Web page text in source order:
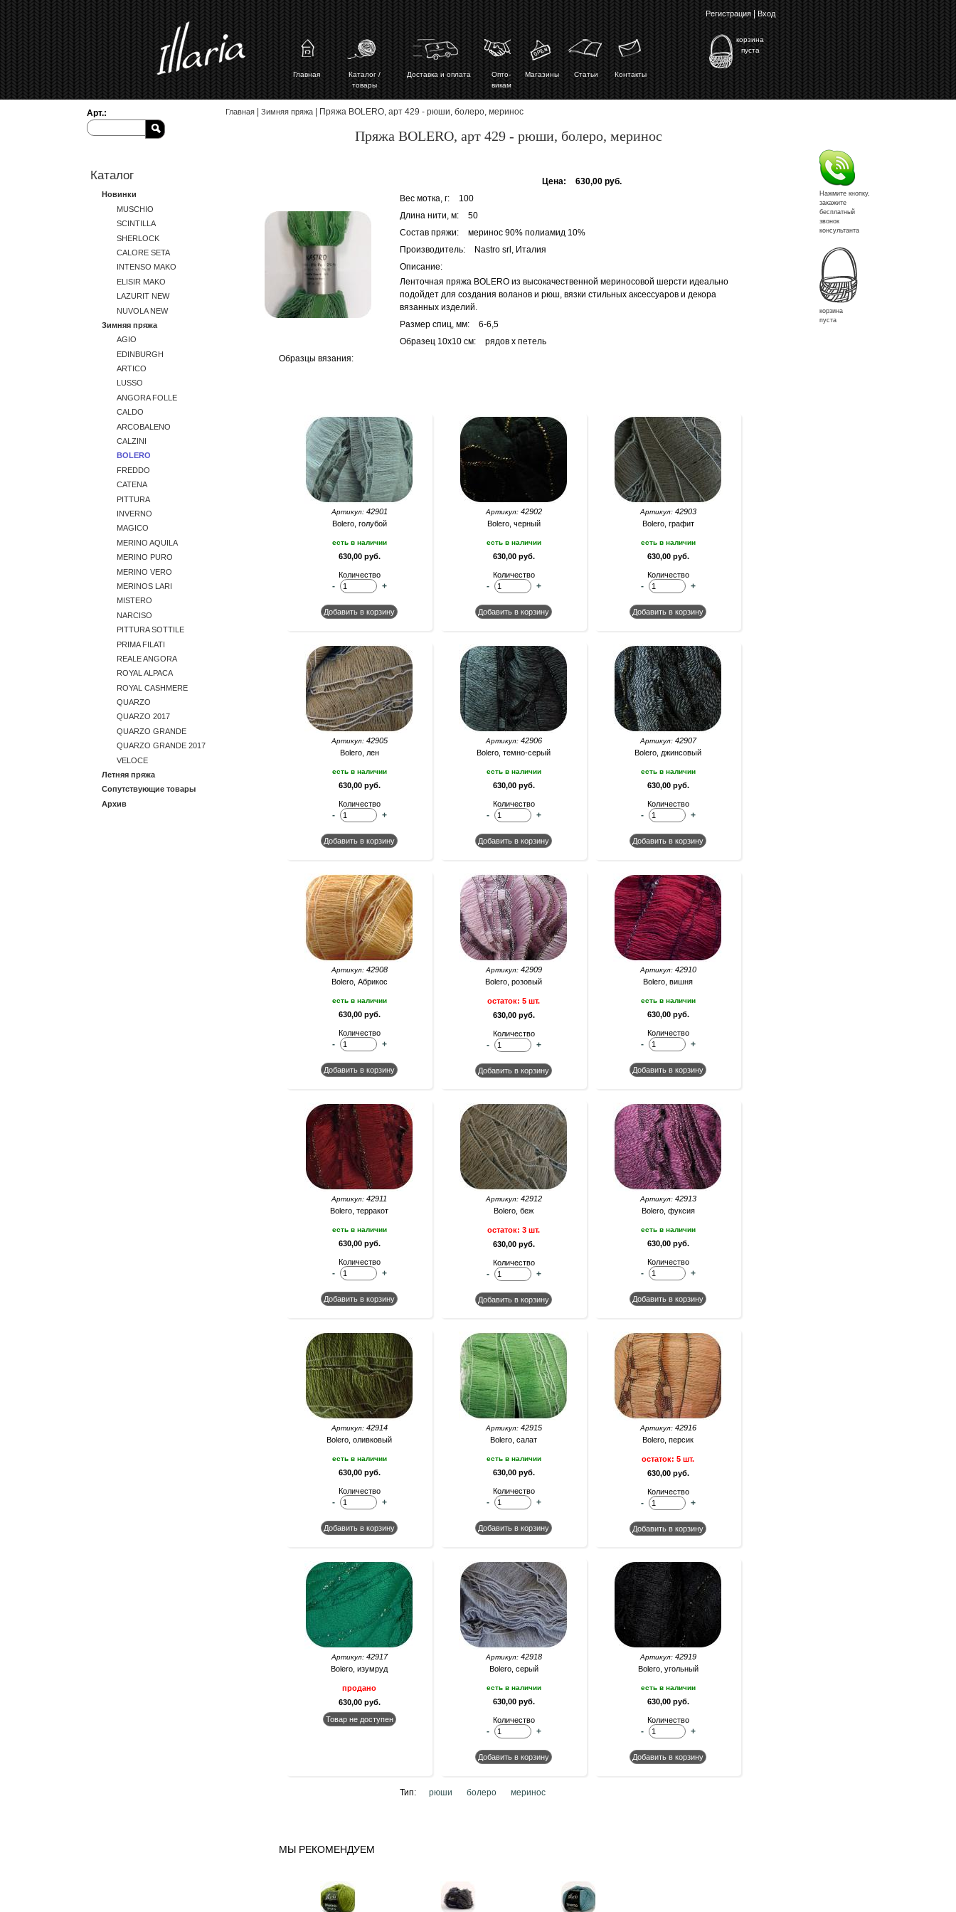
Главная
Каталог /
товары
Доставка и оплата
Опто-
викам
Магазины Статьи Контакты
Регистрация Вход
корзина
пуста
Арт.:
Каталог
Новинки
MUSCHIO
SCINTILLA
SHERLOCK
CALORE SETA
INTENSO MAKO
ELISIR MAKO
LAZURIT NEW
NUVOLA NEW
Зимняя пряжа
AGIO
EDINBURGH
ARTICO
LUSSO
ANGORA FOLLE
CALDO
ARCOBALENO
CALZINI
BOLERO
FREDDO
CATENA
PITTURA
INVERNO
MAGICO
MERINO AQUILA
MERINO PURO
MERINO VERO
MERINOS LARI
MISTERO
NARCISO
PITTURA SOTTILE
PRIMA FILATI
REALE ANGORA
ROYAL ALPACA
ROYAL CASHMERE
QUARZO
QUARZO 2017
QUARZO GRANDE
QUARZO GRANDE 2017
VELOCE
Летняя пряжа
Сопутствующие товары
Архив
Нажмите кнопку,
закажите
бесплатный
звонок
консультанта
корзина
пуста
Вы здесь
Главная Зимняя пряжа | Пряжа BOLERO, арт 429 - рюши, болеро, меринос
Пряжа BOLERO, арт 429 - рюши, болеро, меринос
Цена:
630,00 руб.
Вес мотка, г:
100
Длина нити, м:
50
Состав пряжи:
меринос 90% полиамид 10%
Производитель:
Nastro srl, Италия
Описание:
Ленточная пряжа BOLERO из высокачественной мериносовой шерсти идеально
подойдет для создания воланов и рюш, вязки стильных аксессуаров и декора
вязанных изделий.
Размер спиц, мм:
6-6,5
Образец 10х10 см:
рядов х петель
Образцы вязания:
Артикул: 42901
Bolero, голубой
есть в наличии
630,00 руб.
Количество
- +
Артикул: 42902
Bolero, черный
есть в наличии
630,00 руб.
Количество
- +
Артикул: 42903
Bolero, графит
есть в наличии
630,00 руб.
Количество
- +
Артикул: 42905
Bolero, лен
есть в наличии
630,00 руб.
Количество
- +
Артикул: 42906
Bolero, темно-серый
есть в наличии
630,00 руб.
Количество
- +
Артикул: 42907
Bolero, джинсовый
есть в наличии
630,00 руб.
Количество
- +
Артикул: 42908
Bolero, Абрикос
есть в наличии
630,00 руб.
Количество
- +
Артикул: 42909
Bolero, розовый
остаток: 5 шт.
630,00 руб.
Количество
- +
Артикул: 42910
Bolero, вишня
есть в наличии
630,00 руб.
Количество
- +
Артикул: 42911
Bolero, терракот
есть в наличии
630,00 руб.
Количество
- +
Артикул: 42912
Bolero, беж
остаток: 3 шт.
630,00 руб.
Количество
- +
Артикул: 42913
Bolero, фуксия
есть в наличии
630,00 руб.
Количество
- +
Артикул: 42914
Bolero, оливковый
есть в наличии
630,00 руб.
Количество
- +
Артикул: 42915
Bolero, салат
есть в наличии
630,00 руб.
Количество
- +
Артикул: 42916
Bolero, персик
остаток: 5 шт.
630,00 руб.
Количество
- +
Артикул: 42917
Bolero, изумруд
продано
630,00 руб.
Артикул: 42918
Bolero, серый
есть в наличии
630,00 руб.
Количество
- +
Артикул: 42919
Bolero, угольный
есть в наличии
630,00 руб.
Количество
- +
Тип: рюши болеро меринос
МЫ РЕКОМЕНДУЕМ